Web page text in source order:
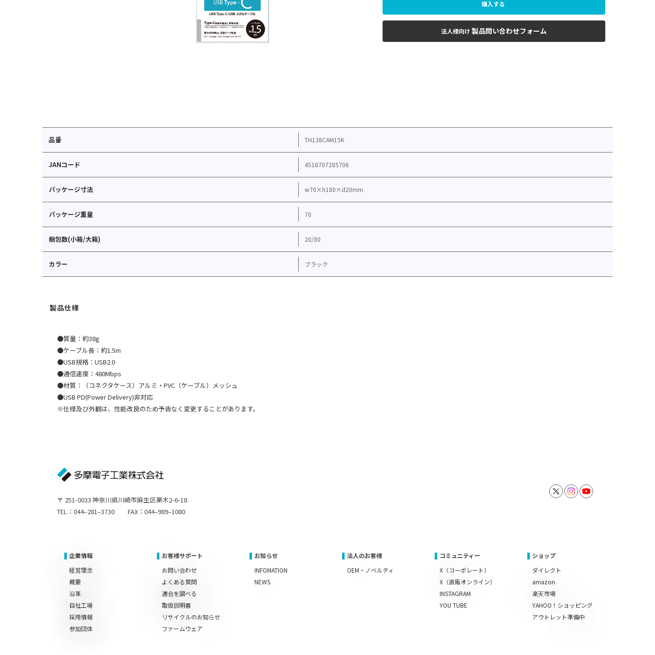
購入する
法人様向け 製品問い合わせフォーム
品番 TH138CAM15K
JANコード 4518707285706
パッケージ寸法 w70×h180×d20mm
パッケージ重量 70
梱包数(小箱/大箱) 20/80
カラー ブラック
●質量：約38g
●ケーブル長：約1.5m
●USB規格：USB2.0
●通信速度：480Mbps
●材質：（コネクタケース）アルミ・PVC（ケーブル）メッシュ
●USB PD(Power Delivery)非対応
※仕様及び外観は、性能改良のため予告なく変更することがあります。
〒 251-0033 神奈川県川崎市麻生区栗木2-6-18
TEL：044–281–3730 FAX：044–989–1080
企業情報
経営理念
概要
沿革
自社工場
採用情報
参加団体
お客様サポート
お問い合わせ
よくある質問
適合を調べる
取扱説明書
リサイクルのお知らせ
ファームウェア
お知らせ
INFOMATION
NEWS
法人のお客様
OEM・ノベルティ
コミュニティー
X（コーポレート）
X（直販オンライン）
INSTAGRAM
YOU TUBE
ショップ
ダイレクト
amazon
楽天市場
YAHOO！ショッピング
アウトレット準備中